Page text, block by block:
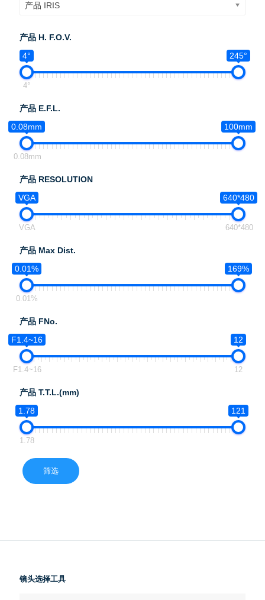
产品 IRIS
产品 H. F.O.V.
4°
245°
4°
产品 E.F.L.
0.08mm
100mm
0.08mm
产品 RESOLUTION
VGA
640*480
VGA 640*480
产品 Max Dist.
0.01%
169%
0.01%
产品 FNo.
F1.4~16
12
F1.4~16 12
产品 T.T.L.(mm)
1.78
121
1.78
筛选
镜头选择工具